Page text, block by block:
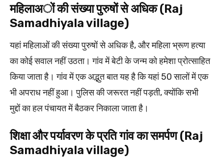
महिलाअों की संख्या पुरुषों से अधिक (Raj
Samadhiyala village)
यहां महिलाओं की संख्या पुरुषों से अधिक है, और महिला भ्रूण हत्या
का कोई सवाल नहीं उठता। गांव में बेटी के जन्म को हमेशा प्रोत्साहित
किया जाता है। गांव में एक अद्भुत बात यह है कि यहां 50 सालों में एक
भी अपराध नहीं हुआ। पुलिस की जरूरत नहीं पड़ती, क्योंकि सभी
मुद्दों का हल पंचायत में बैठकर निकाला जाता है।
शिक्षा और पर्यावरण के प्रति गांव का समर्पण (Raj
Samadhiyala village)